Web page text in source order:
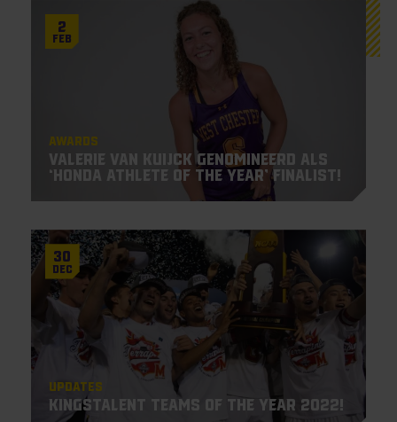
2
Feb
Awards
Valerie van Kuijck genomineerd als
‘Honda Athlete of the Year’ finalist!
30
Dec
Updates
KingsTalent Teams of the Year 2022!